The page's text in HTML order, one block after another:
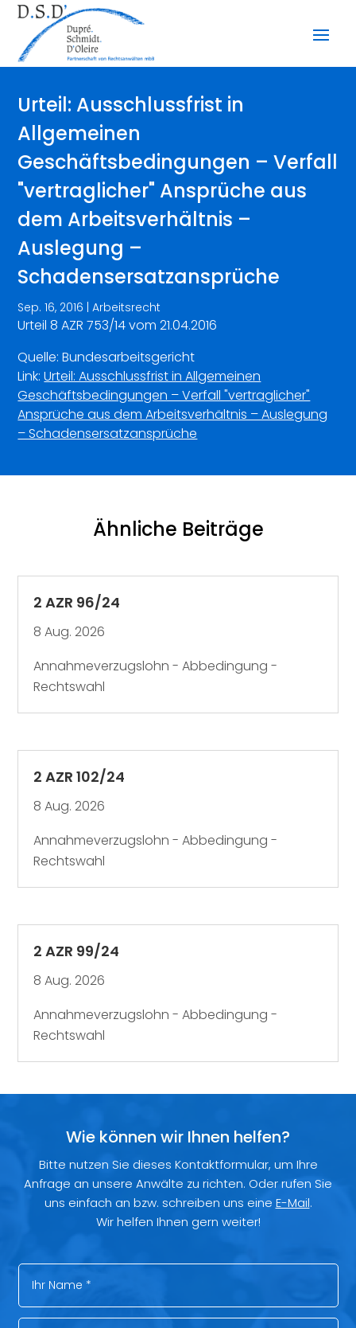
Urteil: Ausschlussfrist in
Allgemeinen
Geschäftsbedingungen – Verfall
"vertraglicher" Ansprüche aus
dem Arbeitsverhältnis –
Auslegung –
Schadensersatzansprüche
Sep. 16, 2016 |Arbeitsrecht
Urteil 8 AZR 753/14 vom 21.04.2016
Quelle: Bundesarbeitsgericht
Link:Urteil: Ausschlussfrist in Allgemeinen
Geschäftsbedingungen – Verfall "vertraglicher"
Ansprüche aus dem Arbeitsverhältnis – Auslegung
– Schadensersatzansprüche
Ähnliche Beiträge
2 AZR 96/24
8 Aug. 2026
Annahmeverzugslohn - Abbedingung -
Rechtswahl
2 AZR 102/24
8 Aug. 2026
Annahmeverzugslohn - Abbedingung -
Rechtswahl
2 AZR 99/24
8 Aug. 2026
Annahmeverzugslohn - Abbedingung -
Rechtswahl
Wie können wir Ihnen helfen?
Bitte nutzen Sie dieses Kontaktformular, um Ihre
Anfrage an unsere Anwälte zu richten. Oder rufen Sie
uns einfach an bzw. schreiben uns eine E-Mail.
Wir helfen Ihnen gern weiter!